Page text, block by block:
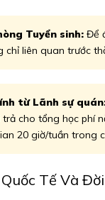
Tuyển sinh: Để
chỉ liên quan trước
từ Lãnh sự
cho tổng học phí
20 giờ/tuần trong
Tế Và